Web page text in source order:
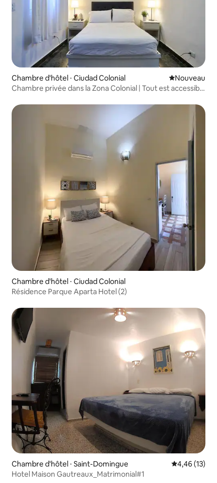
Chambre d'hôtel ⋅ Ciudad Colonial Nouvel
Nouveau
Chambre privée dans la Zona Colonial | Tout est accessible
Chambre d'hôtel ⋅ Ciudad Colonial
Résidence Parque Aparta Hotel (2)
Chambre d'hôtel ⋅ Saint-Domingue Évaluation
4,46 (13)
Hotel Maison Gautreaux_Matrimonial#1